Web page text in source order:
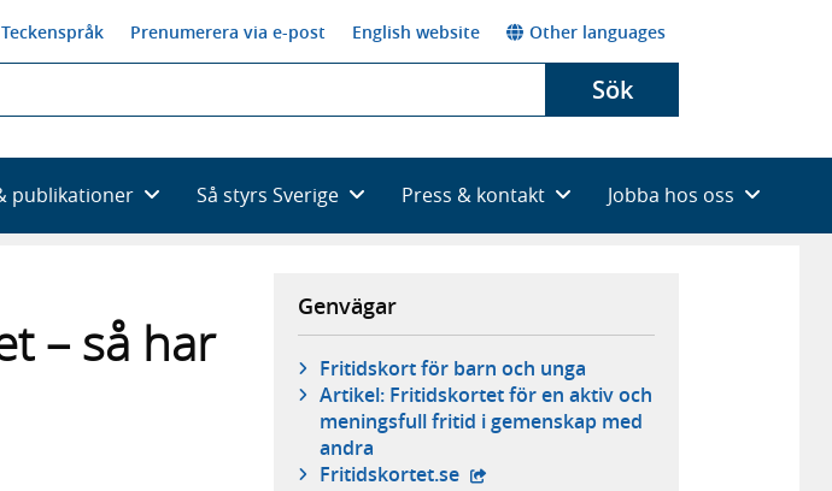
Teckenspråk Prenumerera via e-post English website Other languages
Sök
publikationer Så styrs Sverige Press & kontakt Jobba hos oss
– så har
Genvägar
Fritidskort för barn och unga
Artikel: Fritidskortet för en aktiv och
meningsfull fritid i gemenskap med
andra
Fritidskortet.se - extern webbplats,